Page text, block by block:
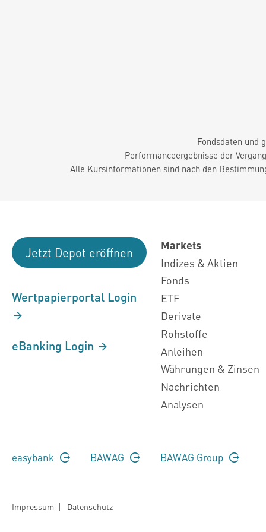
Fondsdaten und
Performanceergebnisse der
Alle Kursinformationen sind nach den
Jetzt Depot eröffnen
Wertpapierportal Login
eBanking Login
Markets
Indizes & Aktien
Fonds
ETF
Derivate
Rohstoffe
Anleihen
Währungen & Zinsen
Nachrichten
Analysen
easybank BAWAG BAWAG Group
Impressum | Datenschutz